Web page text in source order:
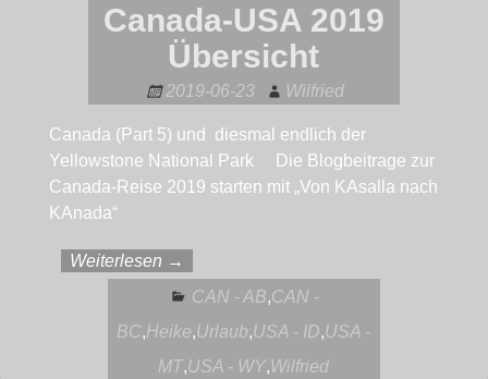
Canada-USA 2019
Übersicht
2019-06-23 Wilfried
Canada (Part 5) und diesmal endlich der
Yellowstone National Park Die Blogbeitrage zur
Canada-Reise 2019 starten mit „Von KAsalla nach
KAnada“
Weiterlesen →
CAN - AB,CAN -
BC,Heike,Urlaub,USA - ID,USA -
MT,USA - WY, Wilfried